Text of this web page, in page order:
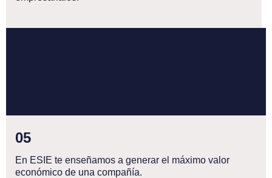
05
En ESIE te enseñamos a generar el máximo valor
económico de una compañía.